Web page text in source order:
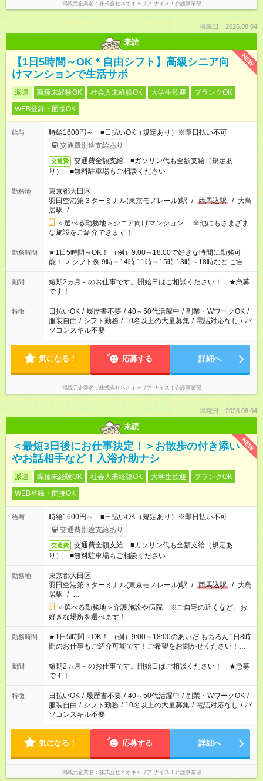
掲載元企業名 株式会社ネオキャリア ナイス！介護事業部
掲載日：2026.08.04
未読
NEW
【1日5時間～OK＊自由シフト】高級シニア向
けマンションで生活サポ
派遣 職種未経験OK 社会人未経験OK 大学生歓迎
ブランクOK
WEB登録・面接OK
給与
時給1600円～ ■日払いOK（規定あり）※即日払い不可
交通費別途支給あり
交通費
交通費全額支給 ■ガソリン代も全額支給（規定あ
り） ■無料駐車場もご相談ください
勤務地
東京都大田区
羽田空港第３ターミナル(東京モノレール)駅 / 西馬込駅 / 大鳥
居駅 / …
＜選べる勤務地＞シニア向けマンション ※他にもさまざま
な施設をご紹介できます！
勤務時間
★1日5時間～OK！ （例）9:00～18:00で好きな時間に勤務可
能！ ＞シフト例 9時～14時 11時～15時 13時～18時など ご自身
のご都合に合わせて勤務時間をご相談ください！ ★家庭の都合
でお休みや時間の調整が必要な場合も遠慮なくご相談くださ
い。
期間
短期2ヵ月～のお仕事です。開始日はご相談ください！ ★急募
です！
特徴 日払いOK / 履歴書不要 / 40～50代活躍中 / 副業・WワークOK /
服装自由 / シフト勤務 / 10名以上の大量募集 / 電話対応なし / パ
ソコンスキル不要
気になる！ 応募する 詳細へ
掲載元企業名 株式会社ネオキャリア ナイス！介護事業部
掲載日：2026.08.04
未読
NEW
＜最短3日後にお仕事決定！＞お散歩の付き添い
やお話相手など！入浴介助ナシ
派遣 職種未経験OK 社会人未経験OK 大学生歓迎
ブランクOK
WEB登録・面接OK
給与
時給1600円～ ■日払いOK（規定あり）※即日払い不可
交通費別途支給あり
交通費
交通費全額支給 ■ガソリン代も全額支給（規定あ
り） ■無料駐車場もご相談ください
勤務地
東京都大田区
羽田空港第３ターミナル(東京モノレール)駅 / 西馬込駅 / 大鳥
居駅 / …
＜選べる勤務地＞介護施設や病院 ※ご自宅の近くなど、お
好きな場所を選べます！
勤務時間
★1日5時間～OK！ （例）9:00～18:00のあいだ もちろん1日8時
間のお仕事もご紹介可能です！ご希望をお聞かせください！★家
庭の都合でお休みが必要な場合も遠慮なくご相談ください。 ※
週最低15時間以上の勤務が必要です
期間
短期2ヵ月～のお仕事です。開始日はご相談ください！ ★急募
です！
特徴 日払いOK / 履歴書不要 / 40～50代活躍中 / 副業・WワークOK /
服装自由 / シフト勤務 / 10名以上の大量募集 / 電話対応なし / パ
ソコンスキル不要
気になる！ 応募する 詳細へ
掲載元企業名 株式会社ネオキャリア ナイス！介護事業部